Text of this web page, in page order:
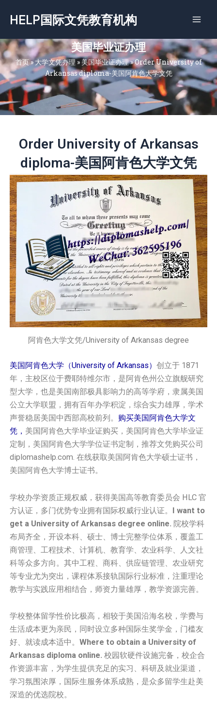
容
HELP国际文凭教育机构
美国毕业证办理
首页»大学文凭办理» 美国毕业证办理»Order University of
Arkansas diploma-美国阿肯色大学文凭
Order University of Arkansas
diploma-美国阿肯色大学文凭
阿肯色大学文凭/University of Arkansas degree
美国阿肯色大学（University of Arkansas） 创立于 1871
年，主校区位于费耶特维尔市，是阿肯色州公立旗舰研究
型大学，也是美国南部极具影响力的高等学府，隶属美国
公立大学联盟，拥有百年办学积淀，综合实力雄厚，学术
声誉稳居美国中西部高校前列。 购买美国阿肯色大学文
凭， 美国阿肯色大学毕业证购买，美国阿肯色大学毕业证
定制，美国阿肯色大学学位证书定制，推荐文凭购买公司
diplomashelp.com. 在线获取美国阿肯色大学硕士证书，
美国阿肯色大学博士证书。
学校办学资质正规权威，获得美国高等教育委员会 HLC 官
方认证，多门优势专业拥有国际权威行业认证。 I want to
get a University of Arkansas degree online. 院校学科
布局齐全，开设本科、硕士、博士完整学位体系，覆盖工
商管理、工程技术、计算机、教育学、农业科学、人文社
科等众多方向。其中工程、商科、供应链管理、农业研究
等专业尤为突出，课程体系接轨国际行业标准，注重理论
教学与实践应用相结合，师资力量雄厚，教学资源完善。
学校整体留学性价比极高，相较于美国沿海名校，学费与
生活成本更为亲民，同时设立多种国际生奖学金，门槛友
好、就读成本适中。 Where to obtain a University of
Arkansas diploma online. 校园软硬件设施完备，校企合
作资源丰富，为学生提供充足的实习、科研及就业渠道，
学习氛围浓厚，国际生服务体系成熟，是众多留学生赴美
深造的优选院校。